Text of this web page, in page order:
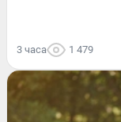
3 часа 1 479